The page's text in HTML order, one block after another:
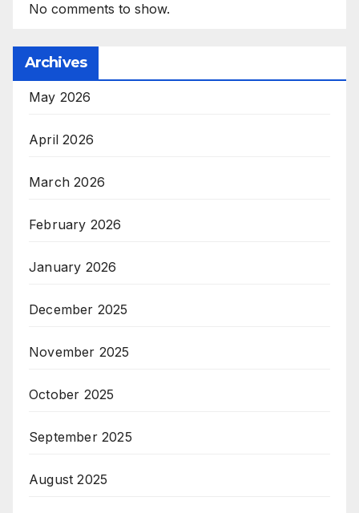
No comments to show.
Archives
May 2026
April 2026
March 2026
February 2026
January 2026
December 2025
November 2025
October 2025
September 2025
August 2025